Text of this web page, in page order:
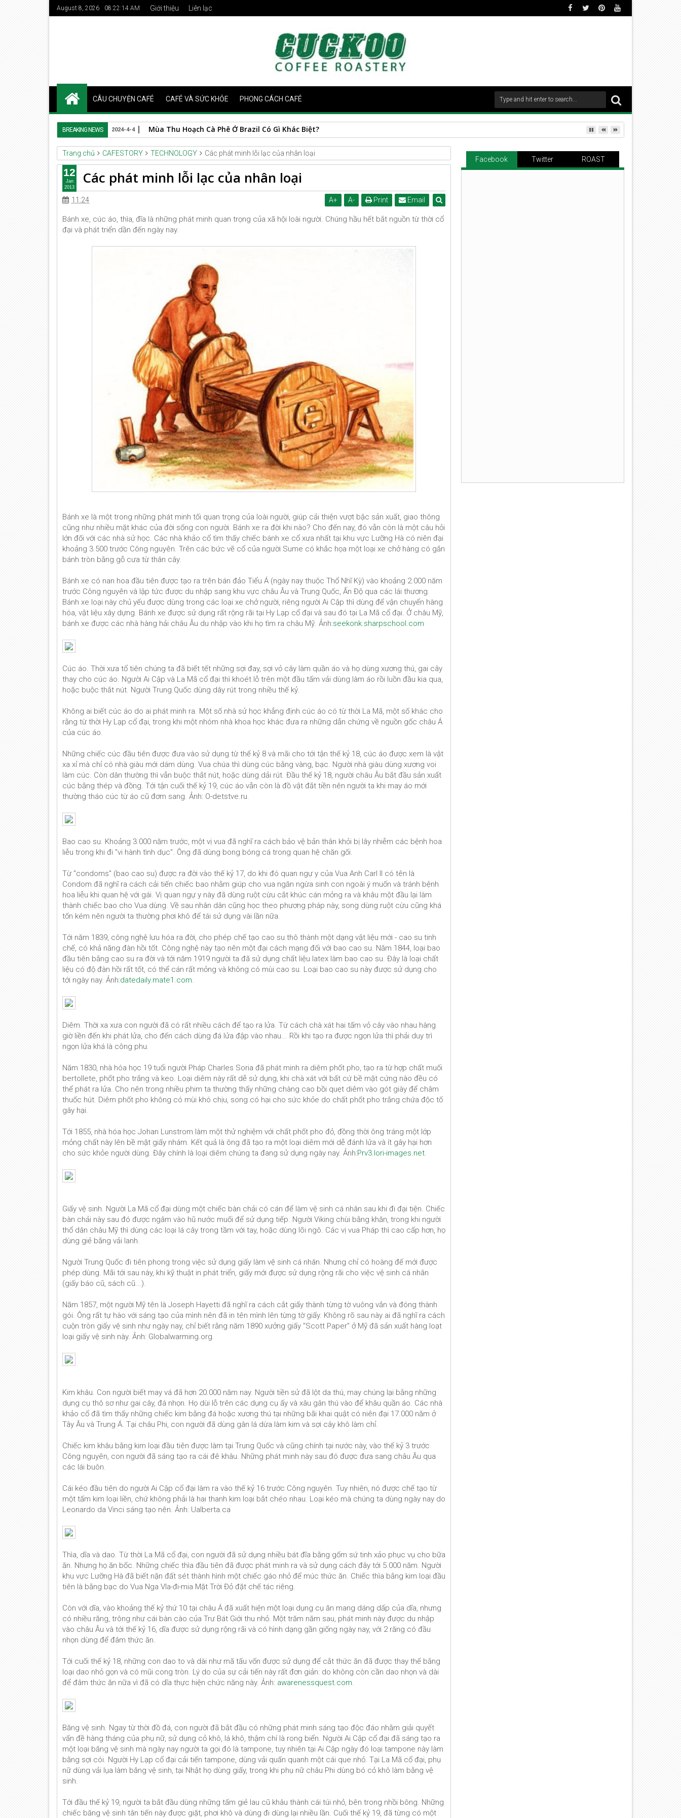
August 8, 2026 08:22:15 AM Giới thiệu Liên lạc
CÂU CHUYỆN CAFÉ CAFÉ VÀ SỨC KHỎE PHONG CÁCH CAFÉ
BREAKING NEWS Mùa Thu Hoạch Cà Phê Ở Brazil Có Gì Khác Biệt?
2024-4-4
Trang chủ CAFESTORY TECHNOLOGY Các phát minh lỗi lạc của nhân loại
Các phát minh lỗi lạc của nhân loại
11:24 A+ A- Print Email
Bánh xe, cúc áo, thìa, đĩa là những phát minh quan trọng của xã hội loài người. Chúng hầu hết bắt nguồn từ thời cổ
đại và phát triển dần đến ngày nay.
Bánh xe là một trong những phát minh tối quan trọng của loài người, giúp cải thiện vượt bậc sản xuất, giao thông
cũng như nhiều mặt khác của đời sống con người. Bánh xe ra đời khi nào? Cho đến nay, đó vẫn còn là một câu hỏi
lớn đối với các nhà sử học. Các nhà khảo cổ tìm thấy chiếc bánh xe cổ xưa nhất tại khu vực Lưỡng Hà có niên đại
khoảng 3.500 trước Công nguyên. Trên các bức vẽ cổ của người Sume có khắc họa một loại xe chở hàng có gắn
bánh tròn bằng gỗ cưa từ thân cây.
Bánh xe có nan hoa đầu tiên được tạo ra trên bán đảo Tiểu Á (ngày nay thuộc Thổ Nhĩ Kỳ) vào khoảng 2.000 năm
trước Công nguyên và lập tức được du nhập sang khu vực châu Âu và Trung Quốc, Ấn Độ qua các lái thương.
Bánh xe loại này chủ yếu được dùng trong các loại xe chở người, riêng người Ai Cập thì dùng để vận chuyển hàng
hóa, vật liệu xây dựng. Bánh xe được sử dụng rất rộng rãi tại Hy Lạp cổ đại và sau đó tại La Mã cổ đại. Ở châu Mỹ,
bánh xe được các nhà hàng hải châu Âu du nhập vào khi họ tìm ra châu Mỹ. Ảnh:seekonk.sharpschool.com
Cúc áo. Thời xưa tổ tiên chúng ta đã biết tết những sợi đay, sợi vỏ cây làm quần áo và họ dùng xương thú, gai cây
thay cho cúc áo. Người Ai Cập và La Mã cổ đại thì khoét lỗ trên một đầu tấm vải dùng làm áo rồi luồn đầu kia qua,
hoặc buộc thắt nút. Người Trung Quốc dùng dây rút trong nhiều thế kỷ.
Không ai biết cúc áo do ai phát minh ra. Một số nhà sử học khẳng định cúc áo có từ thời La Mã, một số khác cho
rằng từ thời Hy Lạp cổ đại, trong khi một nhóm nhà khoa học khác đưa ra những dẫn chứng về nguồn gốc châu Á
của cúc áo.
Những chiếc cúc đầu tiên được đưa vào sử dụng từ thế kỷ 8 và mãi cho tới tận thế kỷ 18, cúc áo được xem là vật
xa xỉ mà chỉ có nhà giàu mới dám dùng. Vua chúa thì dùng cúc bằng vàng, bạc. Người nhà giàu dùng xương voi
làm cúc. Còn dân thường thì vẫn buộc thắt nút, hoặc dùng dải rút. Đầu thế kỷ 18, người châu Âu bắt đầu sản xuất
cúc bằng thép và đồng. Tới tận cuối thế kỷ 19, cúc áo vẫn còn là đồ vật đắt tiền nên người ta khi may áo mới
thường tháo cúc từ áo cũ đơm sang. Ảnh: O-detstve.ru.
Bao cao su. Khoảng 3.000 năm trước, một vị vua đã nghĩ ra cách bảo vệ bản thân khỏi bị lây nhiễm các bệnh hoa
liễu trong khi đi "vi hành tình dục". Ông đã dùng bong bóng cá trong quan hệ chăn gối.
Từ "condoms" (bao cao su) được ra đời vào thế kỷ 17, do khi đó quan ngự y của Vua Anh Carl II có tên là
Condom đã nghĩ ra cách cải tiến chiếc bao nhằm giúp cho vua ngăn ngừa sinh con ngoài ý muốn và tránh bệnh
hoa liễu khi quan hệ với gái. Vị quan ngự y này đã dùng ruột cừu cắt khúc cán mỏng ra và khâu một đầu lại làm
thành chiếc bao cho Vua dùng. Về sau nhân dân cũng học theo phương pháp này, song dùng ruột cừu cũng khá
tốn kém nên người ta thường phơi khô để tái sử dụng vài lần nữa.
Tới năm 1839, công nghệ lưu hóa ra đời, cho phép chế tạo cao su thô thành một dạng vật liệu mới - cao su tinh
chế, có khả năng đàn hồi tốt. Công nghệ này tạo nên một đại cách mạng đối với bao cao su. Năm 1844, loại bao
đầu tiên bằng cao su ra đời và tới năm 1919 người ta đã sử dụng chất liệu latex làm bao cao su. Đây là loại chất
liệu có độ đàn hồi rất tốt, có thể cán rất mỏng và không có mùi cao su. Loại bao cao su này được sử dụng cho
tới ngày nay. Ảnh:datedaily.mate1.com.
Diêm. Thời xa xưa con người đã có rất nhiều cách để tạo ra lửa. Từ cách chà xát hai tấm vỏ cây vào nhau hàng
giờ liền đến khi phát lửa, cho đến cách dùng đá lửa đập vào nhau... Rồi khi tạo ra được ngọn lửa thì phải duy trì
ngọn lửa khá là công phu.
Năm 1830, nhà hóa học 19 tuổi người Pháp Charles Soria đã phát minh ra diêm phốt pho, tạo ra từ hợp chất muối
bertollete, phốt pho trắng và keo. Loại diêm này rất dễ sử dụng, khi chà xát với bất cứ bề mặt cứng nào đều có
thể phát ra lửa. Cho nên trong nhiều phim ta thường thấy những chàng cao bồi quẹt diêm vào gót giày để châm
thuốc hút. Diêm phốt pho không có mùi khó chịu, song có hại cho sức khỏe do chất phốt pho trắng chứa độc tố
gây hại.
Tới 1855, nhà hóa học Johan Lunstrom làm một thử nghiệm với chất phốt pho đỏ, đồng thời ông tráng một lớp
mỏng chất này lên bề mặt giấy nhám. Kết quả là ông đã tạo ra một loại diêm mới dễ đánh lửa và ít gây hại hơn
cho sức khỏe người dùng. Đây chính là loại diêm chúng ta đang sử dụng ngày nay. Ảnh:Prv3.lori-images.net.
Giấy vệ sinh. Người La Mã cổ đại dùng một chiếc bàn chải có cán để làm vệ sinh cá nhân sau khi đi đại tiện. Chiếc
bàn chải này sau đó được ngâm vào hũ nước muối để sử dụng tiếp. Người Viking chùi bằng khăn, trong khi người
thổ dân châu Mỹ thì dùng các loại lá cây trong tầm với tay, hoặc dùng lõi ngô. Các vị vua Pháp thì cao cấp hơn, họ
dùng giẻ bằng vải lanh.
Người Trung Quốc đi tiên phong trong việc sử dụng giấy làm vệ sinh cá nhân. Nhưng chỉ có hoàng đế mới được
phép dùng. Mãi tới sau này, khi kỹ thuật in phát triển, giấy mới được sử dụng rộng rãi cho việc vệ sinh cá nhân
(giấy báo cũ, sách cũ...).
Năm 1857, một người Mỹ tên là Joseph Hayetti đã nghĩ ra cách cắt giấy thành từng tờ vuông vắn và đóng thành
gói. Ông rất tự hào với sáng tạo của mình nên đã in tên mình lên từng tờ giấy. Không rõ sau này ai đã nghĩ ra cách
cuộn tròn giấy vệ sinh như ngày nay, chỉ biết rằng năm 1890 xưởng giấy "Scott Paper" ở Mỹ đã sản xuất hàng loạt
loại giấy vệ sinh này. Ảnh: Globalwarming.org.
Kim khâu. Con người biết may vá đã hơn 20.000 năm nay. Người tiền sử đã lột da thú, may chúng lại bằng những
dụng cụ thô sơ như gai cây, đá nhọn. Họ dùi lỗ trên các dụng cụ ấy và xâu gân thú vào để khâu quần áo. Các nhà
khảo cổ đã tìm thấy những chiếc kim bằng đá hoặc xương thú tại những bãi khai quật có niên đại 17.000 năm ở
Tây Âu và Trung Á. Tại châu Phi, con người đã dùng gân lá dừa làm kim và sợi cây khô làm chỉ.
Chiếc kim khâu bằng kim loại đầu tiên được làm tại Trung Quốc và cũng chính tại nước này, vào thế kỷ 3 trước
Công nguyên, con người đã sáng tạo ra cái đê khâu. Những phát minh này sau đó được đưa sang châu Âu qua
các lái buôn.
Cái kéo đầu tiên do người Ai Cập cổ đại làm ra vào thế kỷ 16 trước Công nguyên. Tuy nhiên, nó được chế tạo từ
một tấm kim loại liền, chứ không phải là hai thanh kim loại bắt chéo nhau. Loại kéo mà chúng ta dùng ngày nay do
Leonardo da Vinci sáng tạo nên. Ảnh: Ualberta.ca
Thìa, dĩa và dao. Từ thời La Mã cổ đại, con người đã sử dụng nhiều bát đĩa bằng gốm sứ tinh xảo phục vụ cho bữa
ăn. Nhưng họ ăn bốc. Những chiếc thìa đầu tiên đã được phát minh ra và sử dụng cách đây tới 5.000 năm. Người
khu vực Lưỡng Hà đã biết nặn đất sét thành hình một chiếc gáo nhỏ để múc thức ăn. Chiếc thìa bằng kim loại đầu
tiên là bằng bạc do Vua Nga Vla-đi-mia Mặt Trời Đỏ đặt chế tác riêng.
Còn với dĩa, vào khoảng thế kỷ thứ 10 tại châu Á đã xuất hiện một loại dụng cụ ăn mang dáng dấp của dĩa, nhưng
có nhiều răng, trông như cái bàn cào của Trư Bát Giới thu nhỏ. Một trăm năm sau, phát minh này được du nhập
vào châu Âu và tới thế kỷ 16, dĩa được sử dụng rộng rãi và có hình dạng gần giống ngày nay, với 2 răng có đầu
nhọn dùng để đâm thức ăn.
Tới cuối thế kỷ 18, những con dao to và dài như mã tấu vốn được sử dụng để cắt thức ăn đã được thay thế bằng
loại dao nhỏ gọn và có mũi cong tròn. Lý do của sự cải tiến này rất đơn giản: do không còn cần dao nhọn và dài
để đâm thức ăn nữa vì đã có dĩa thực hiện chức năng này. Ảnh: awarenessquest.com.
Băng vệ sinh. Ngay từ thời đồ đá, con người đã bắt đầu có những phát minh sáng tạo độc đáo nhằm giải quyết
vấn đề hàng tháng của phụ nữ, sử dụng cỏ khô, lá khô, thậm chí là rong biển. Người Ai Cập cổ đại đã sáng tạo ra
một loại băng vệ sinh mà ngày nay người ta gọi đó là tampone, tuy nhiên tại Ai Cập ngày đó loại tampone này làm
bằng sợi cói. Người Hy Lạp cổ đại cải tiến tampone, dùng vải quấn quanh một cái que nhỏ. Tại La Mã cổ đại, phụ
nữ dùng vải lụa làm băng vệ sinh, tại Nhật họ dùng giấy, trong khi phụ nữ châu Phi dùng bó cỏ khô làm bằng vệ
sinh.
Tới đầu thế kỷ 19, người ta bắt đầu dùng những tấm giẻ lau cũ khâu thành cái túi nhỏ, bên trong nhồi bông. Những
chiếc băng vệ sinh tân tiến này được giặt, phơi khô và dùng đi dùng lại nhiều lần. Cuối thế kỷ 19, đã từng có một
12
Jan
2013
Facebook Twitter ROAST